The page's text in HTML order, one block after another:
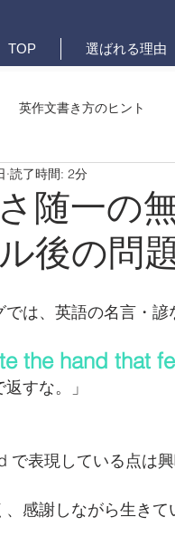
TOP 選ばれる理由
英作文書き方のヒント
要約・e-メール問題
随一の
後の問
読了時間: 2分
では、英語の名言・諺
the hand that
返すな。」
で表現している点は興
感謝しながら生きて